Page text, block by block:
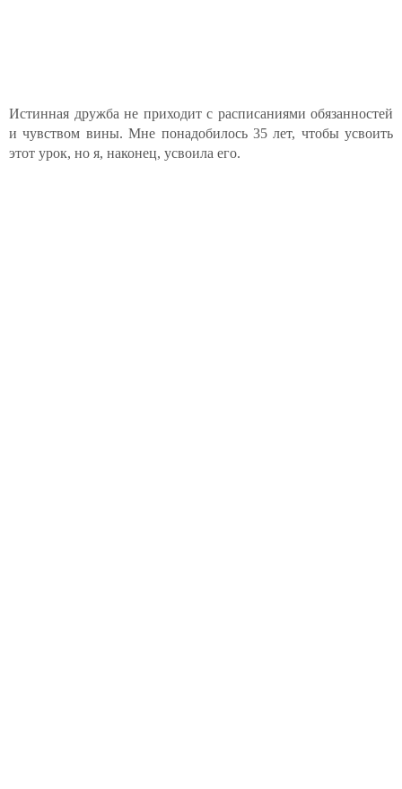
Истинная дружба не приходит с расписаниями обязанностей
и чувством вины. Мне понадобилось 35 лет, чтобы усвоить
этот урок, но я, наконец, усвоила его.